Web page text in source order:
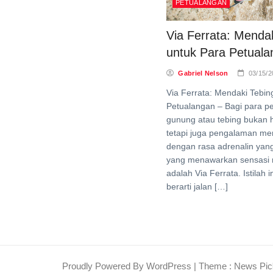
PETUALANGAN
Via Ferrata:
untuk Para
Gabriel Nelson 03/15/
Via Ferrata: Mendaki
Petualangan – Bagi para
gunung atau tebing bukan
tetapi juga pengalaman
dengan rasa adrenalin
yang menawarkan
adalah Via Ferrata. Istilah
berarti jalan […]
Proudly Powered By WordPress | Theme : News